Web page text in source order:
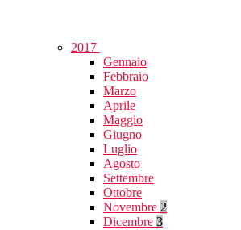
2017
Gennaio
Febbraio
Marzo
Aprile
Maggio
Giugno
Luglio
Agosto
Settembre
Ottobre
Novembre 2
Dicembre 3